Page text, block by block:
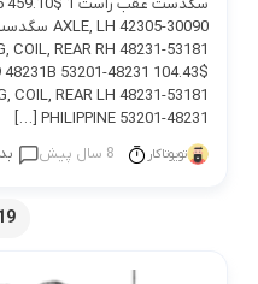
48231B
48231-53201 PHILIPPINE […]
تویوتاکار 8 سال پیش